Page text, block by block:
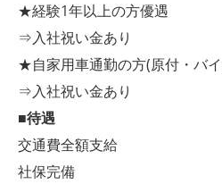
★経験1年以上の方優遇
⇒入社祝い金あり
★自家用車通勤の方(原付・バ
⇒入社祝い金あり
■待遇
交通費全額支給
社保完備